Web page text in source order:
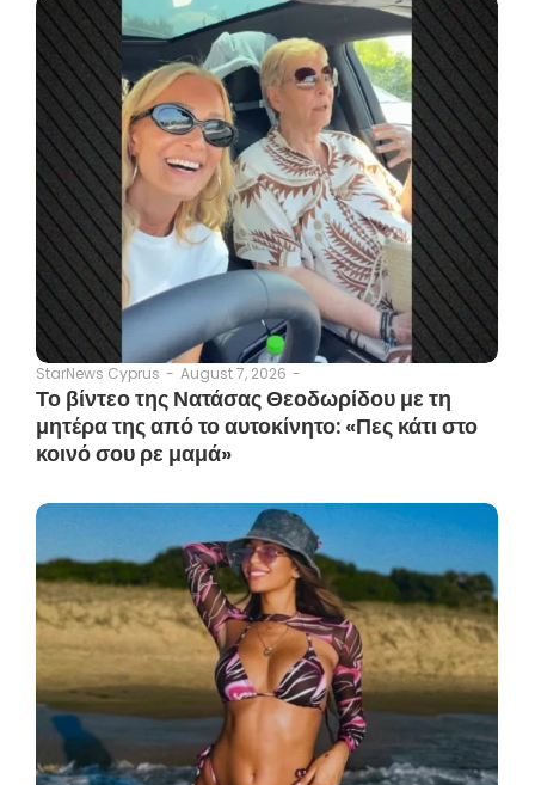
StarNews Cyprus - August 7, 2026 -
Το βίντεο της Νατάσας Θεοδωρίδου με τη
μητέρα της από το αυτοκίνητο: «Πες κάτι στο
κοινό σου ρε μαμά»